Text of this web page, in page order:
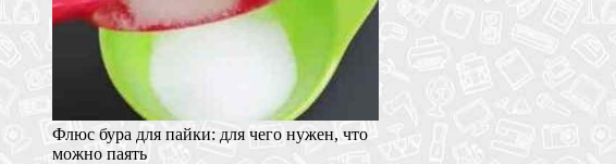
Флюс бура для пайки: для чего нужен, что
можно паять